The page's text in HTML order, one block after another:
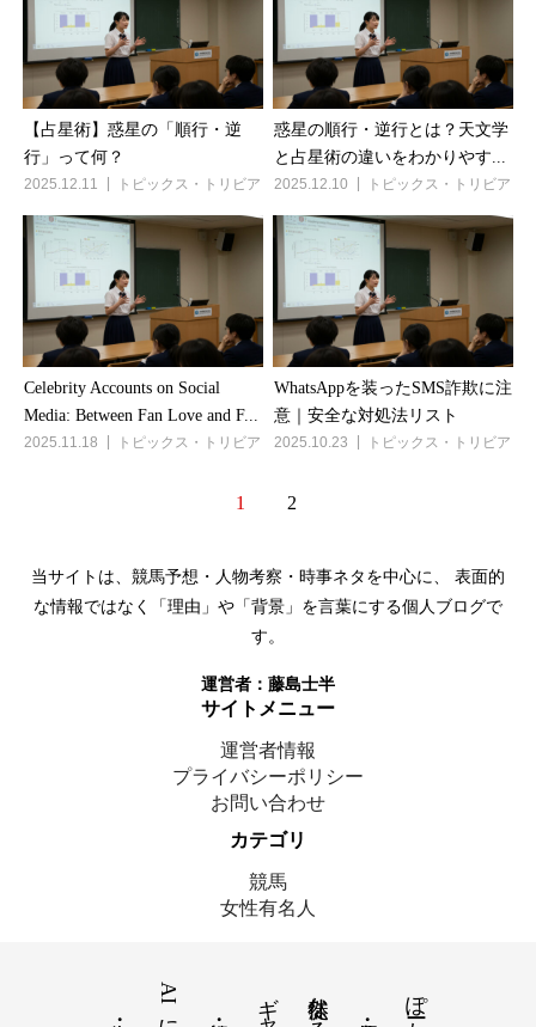
【占星術】惑星の「順行・逆
行」って何？
2025.12.11 トピックス・トリビア
惑星の順行・逆行とは？天文学
と占星術の違いをわかりやす...
2025.12.10 トピックス・トリビア
Celebrity Accounts on Social
Media: Between Fan Love and F...
2025.11.18 トピックス・トリビア
WhatsAppを装ったSMS詐欺に注
意｜安全な対処法リスト
2025.10.23 トピックス・トリビア
1
2
当サイトは、競馬予想・人物考察・時事ネタを中心に、 表面的
な情報ではなく「理由」や「背景」を言葉にする個人ブログで
す。
運営者： 藤島士半
サイトメニュー
運営者情報
プライバシーポリシー
お問い合わせ
カテゴリ
競馬
女性有名人
© 2025 藤島士半｜ここにいます